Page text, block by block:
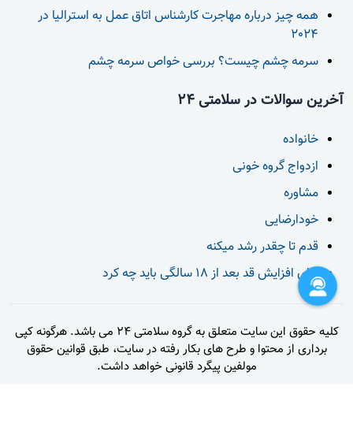
همه چیز درباره مهاجرت کارشناس اتاق عمل به استرالیا در
2024
سرمه چشم چیست؟ بررسی خواص سرمه چشم
آخرین سوالات در سلامتی 24
خانواده
ازدواج گروه خونی
مشاوره
خودارضایی
قدم تا چقدر رشد میکنه
برای افزایش قد بعد از 18 سالگی باید چه کرد
کلیه حقوق این سایت متعلق به گروه سلامتی 24 می باشد. هرگونه کپی
برداری از محتوا و طرح های بکار رفته در سایت، طبق قوانین حقوق
مولفین پیگرد قانونی خواهد داشت.